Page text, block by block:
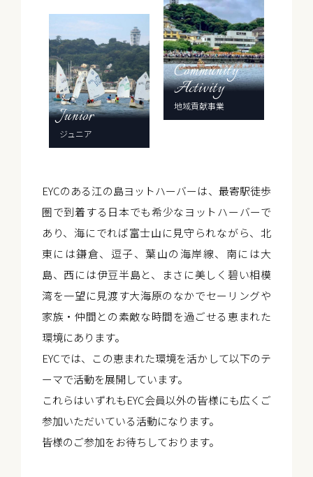
Junior
ジュニア
Community
Activity
地域貢献事業
EYCのある江の島ヨットハーバーは、最寄駅徒歩
圏で到着する日本でも希少なヨットハーバーで
あり、海にでれば富士山に見守られながら、北
東には鎌倉、逗子、葉山の海岸線、南には大
島、西には伊豆半島と、まさに美しく碧い相模
湾を一望に見渡す大海原のなかでセーリングや
家族・仲間との素敵な時間を過ごせる恵まれた
環境にあります。
EYCでは、この恵まれた環境を活かして以下のテ
ーマで活動を展開しています。
これらはいずれもEYC会員以外の皆様にも広くご
参加いただいている活動になります。
皆様のご参加をお待ちしております。